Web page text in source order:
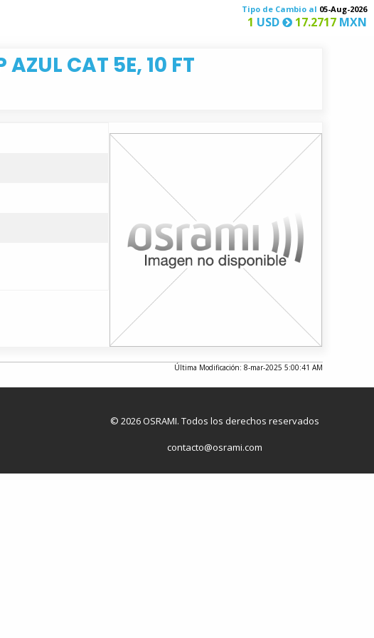
Tipo de Cambio al 05-Aug-2026
1 USD 17.2717 MXN
CAT 5E, 10 FT
Última Modificación: 8-mar-2025 5:00:41 AM
© 2026 OSRAMI. Todos los derechos reservados
contacto@osrami.com